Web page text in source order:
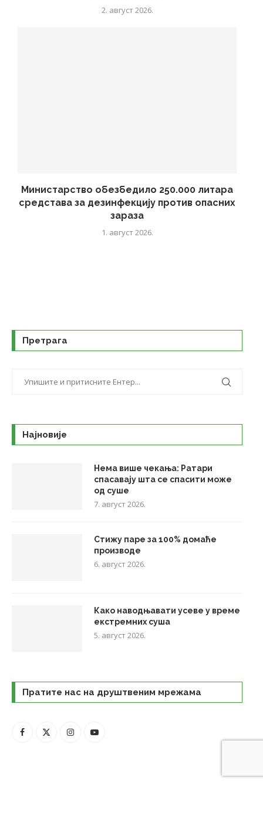
2. август 2026.
Министарство обезбедило 250.000 литара
средстава за дезинфекцију против опасних
зараза
1. август 2026.
Претрага
Најновије
Нема више чекања: Ратари
спасавају шта се спасити може
од суше
7. август 2026.
Стижу паре за 100% домаће
производе
6. август 2026.
Како наводњавати усеве у време
екстремних суша
5. август 2026.
Пратите нас на друштвеним мрежама